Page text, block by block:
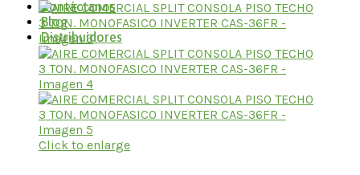
Contáctanos
Blog
Distribuidores
Click to enlarge